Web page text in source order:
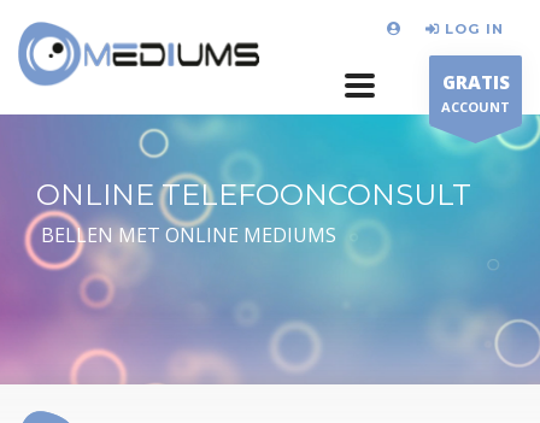
LOG IN
GRATIS
ACCOUNT
ONLINE TELEFOONCONSULT
BELLEN MET ONLINE MEDIUMS